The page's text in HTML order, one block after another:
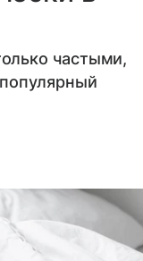
частыми,